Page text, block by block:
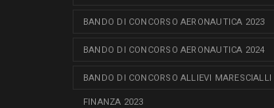
BANDO DI CONCORSO AERONAUTICA 2023
BANDO DI CONCORSO AERONAUTICA 2024
BANDO DI CONCORSO ALLIEVI MARESCIALLI
FINANZA 2023